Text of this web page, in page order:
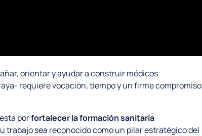
orientar y ayudar a construir médicos
requiere vocación, tiempo y un firme compromiso
porfortalecer la formación sanitaria
trabajo sea reconocido como un pilar estratégico del